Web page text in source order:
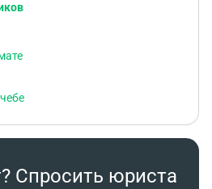
Спросить юриста